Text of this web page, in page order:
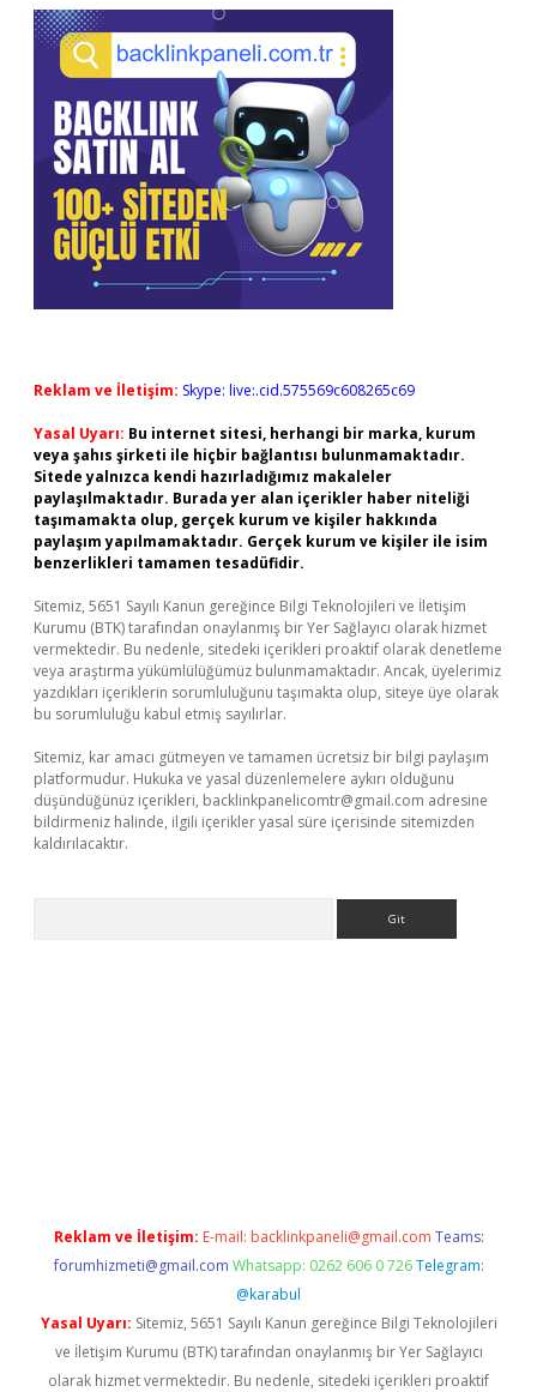
Reklam ve İletişim: Skype: live:.cid.575569c608265c69
Yasal Uyarı: Bu internet sitesi, herhangi bir marka, kurum
veya şahıs şirketi ile hiçbir bağlantısı bulunmamaktadır.
Sitede yalnızca kendi hazırladığımız makaleler
paylaşılmaktadır. Burada yer alan içerikler haber niteliği
taşımamakta olup, gerçek kurum ve kişiler hakkında
paylaşım yapılmamaktadır. Gerçek kurum ve kişiler ile isim
benzerlikleri tamamen tesadüfidir.
Sitemiz, 5651 Sayılı Kanun gereğince Bilgi Teknolojileri ve İletişim
Kurumu (BTK) tarafından onaylanmış bir Yer Sağlayıcı olarak hizmet
vermektedir. Bu nedenle, sitedeki içerikleri proaktif olarak denetleme
veya araştırma yükümlülüğümüz bulunmamaktadır. Ancak, üyelerimiz
yazdıkları içeriklerin sorumluluğunu taşımakta olup, siteye üye olarak
bu sorumluluğu kabul etmiş sayılırlar.
Sitemiz, kar amacı gütmeyen ve tamamen ücretsiz bir bilgi paylaşım
platformudur. Hukuka ve yasal düzenlemelere aykırı olduğunu
düşündüğünüz içerikleri, backlinkpanelicomtr@gmail.com adresine
bildirmeniz halinde, ilgili içerikler yasal süre içerisinde sitemizden
kaldırılacaktır.
Reklam ve İletişim: E-mail: backlinkpaneli@gmail.com Teams:
forumhizmeti@gmail.com Whatsapp: 0262 606 0 726 Telegram:
@karabul
Yasal Uyarı: Sitemiz, 5651 Sayılı Kanun gereğince Bilgi Teknolojileri
ve İletişim Kurumu (BTK) tarafından onaylanmış bir Yer Sağlayıcı
olarak hizmet vermektedir. Bu nedenle, sitedeki içerikleri proaktif